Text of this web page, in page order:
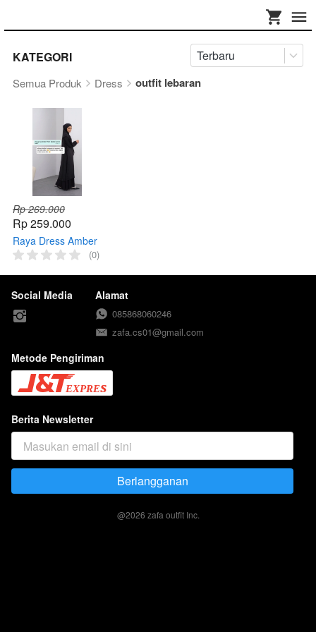
KATEGORI Terbaru
Semua Produk Dress outfit lebaran
Rp 269.000
Rp 259.000
Raya Dress Amber
(0)
Social Media Alamat
085868060246
zafa.cs01@gmail.com
Metode Pengiriman
Berita Newsletter
`Berlangganan
@2026 zafa outfit Inc.